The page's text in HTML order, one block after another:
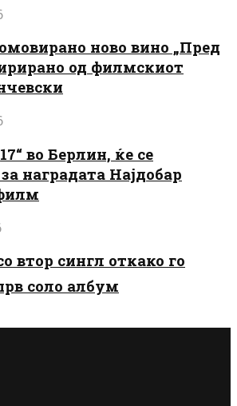
ново вино „Пред
од филмскиот
во Берлин, ќе се
наградата Најдобар
втор сингл откако го
соло албум